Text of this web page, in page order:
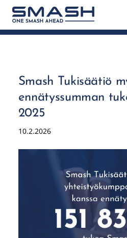
Siirry
sivun
sisältöön
Smash ry - Suomen suurin
Smash Tukisäätiö
ennätyssumman
2025
10.2.2026